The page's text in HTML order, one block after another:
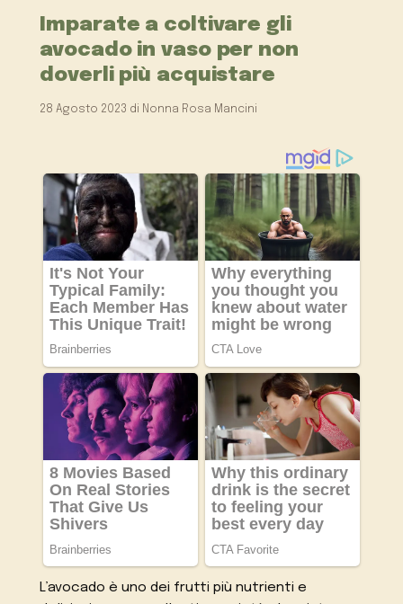
Imparate a coltivare gli
avocado in vaso per non
doverli più acquistare
28 Agosto 2023 di Nonna Rosa Mancini
L’avocado è uno dei frutti più nutrienti e